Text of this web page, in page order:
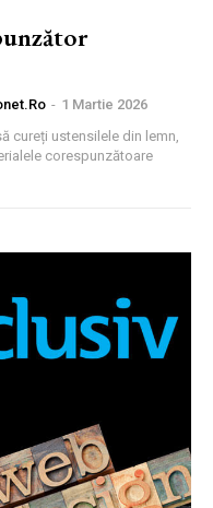
- 1 Martie 2026
cureți ustensilele din lemn,
corespunzătoare